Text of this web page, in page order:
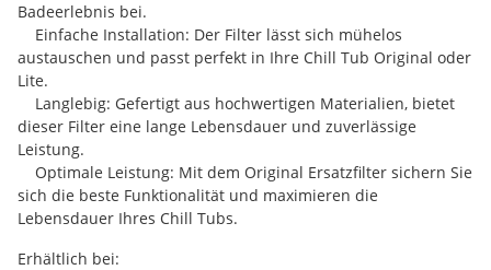
Badeerlebnis bei.
Einfache Installation: Der Filter lässt sich mühelos
austauschen und passt perfekt in Ihre Chill Tub Original oder
Lite.
Langlebig: Gefertigt aus hochwertigen Materialien, bietet
dieser Filter eine lange Lebensdauer und zuverlässige
Leistung.
Optimale Leistung: Mit dem Original Ersatzfilter sichern Sie
sich die beste Funktionalität und maximieren die
Lebensdauer Ihres Chill Tubs.
Erhältlich bei: